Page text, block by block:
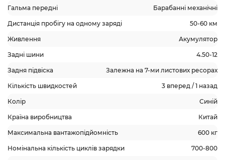
Гальма передні Барабанні механічні
Дистанція пробігу на одному заряді 50-60 км
Живлення Акумулятор
Задні шини 4.50-12
Задня підвіска Залежна на 7-ми листових ресорах
Кількість швидкостей 3 вперед / 1 назад
Колір Синій
Країна виробництва Китай
Максимальна вантажопідйомність 600 кг
Номінальна кількість циклів зарядки 700-800